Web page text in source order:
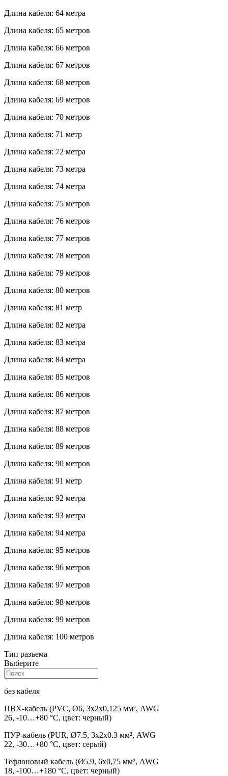
Длина кабеля: 64 метра
Длина кабеля: 65 метров
Длина кабеля: 66 метров
Длина кабеля: 67 метров
Длина кабеля: 68 метров
Длина кабеля: 69 метров
Длина кабеля: 70 метров
Длина кабеля: 71 метр
Длина кабеля: 72 метра
Длина кабеля: 73 метра
Длина кабеля: 74 метра
Длина кабеля: 75 метров
Длина кабеля: 76 метров
Длина кабеля: 77 метров
Длина кабеля: 78 метров
Длина кабеля: 79 метров
Длина кабеля: 80 метров
Длина кабеля: 81 метр
Длина кабеля: 82 метра
Длина кабеля: 83 метра
Длина кабеля: 84 метра
Длина кабеля: 85 метров
Длина кабеля: 86 метров
Длина кабеля: 87 метров
Длина кабеля: 88 метров
Длина кабеля: 89 метров
Длина кабеля: 90 метров
Длина кабеля: 91 метр
Длина кабеля: 92 метра
Длина кабеля: 93 метра
Длина кабеля: 94 метра
Длина кабеля: 95 метров
Длина кабеля: 96 метров
Длина кабеля: 97 метров
Длина кабеля: 98 метров
Длина кабеля: 99 метров
Длина кабеля: 100 метров
Тип разъема
Выберите
без кабеля
ПВХ-кабель (PVC, Ø6, 3х2х0,125 мм², AWG
26, -10…+80 °C, цвет: черный)
ПУР-кабель (PUR, Ø7.5, 3х2х0.3 мм², AWG
22, -30…+80 °C, цвет: серый)
Тефлоновый кабель (Ø5.9, 6х0,75 мм², AWG
18, -100…+180 °C, цвет: черный)